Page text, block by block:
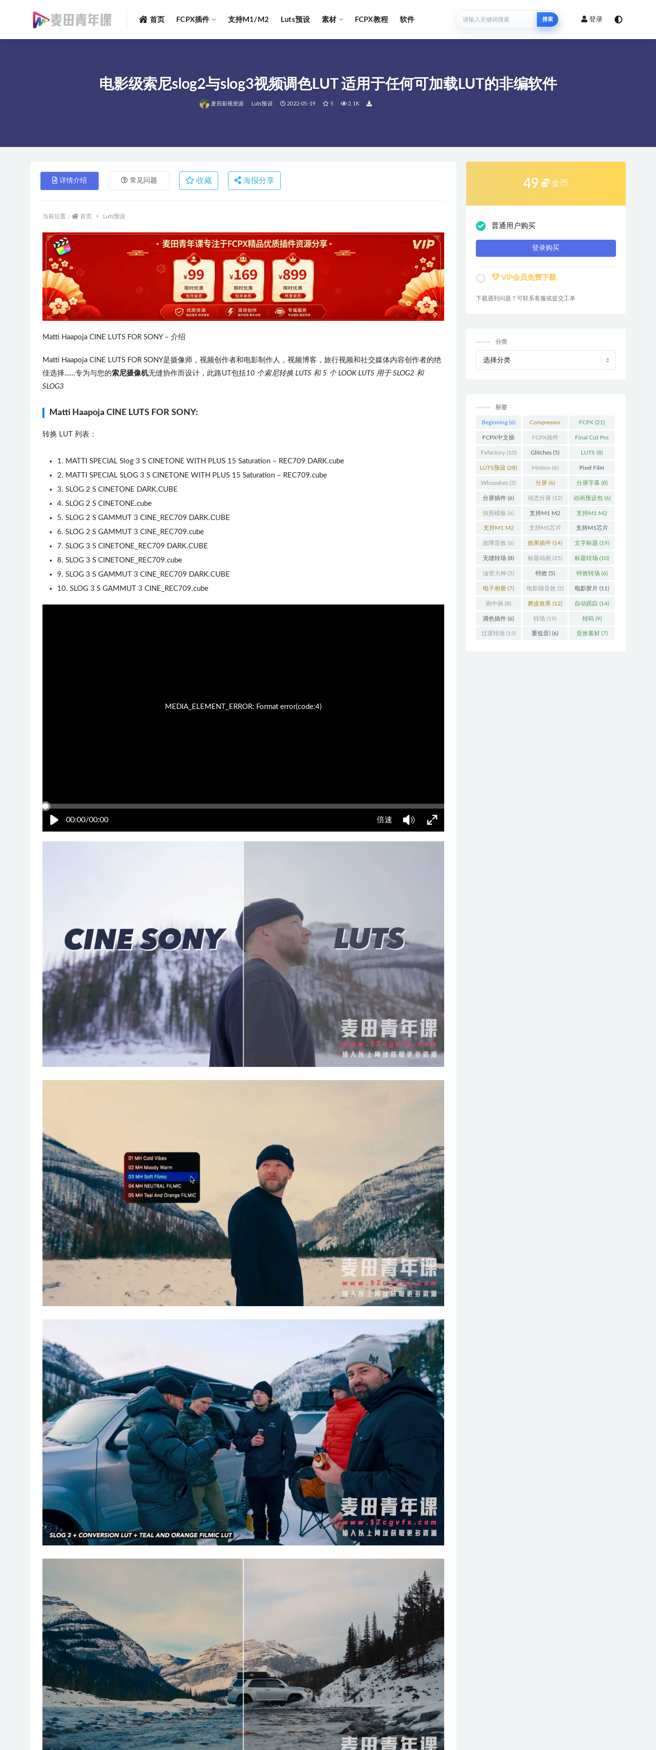
首页 FCPX插件 支持M1/M2 Luts预设 素材 FCPX教程 软件 搜索 登录
电影级索尼slog2与slog3视频调色LUT 适用于任何可加载LUT的非编软件
麦田影视资源 Luts预设 2022-05-19 5 2.1K
详情介绍 常见问题 收藏 海报分享
当前位置： 首页 Luts预设
Matti Haapoja CINE LUTS FOR SONY – 介绍
Matti Haapoja CINE LUTS FOR SONY是摄像师，视频创作者和电影制作人，视频博客，旅行视频和社交媒体内容创作者的绝
佳选择……专为与您的索尼摄像机无缝协作而设计，此路UT包括10 个索尼转换 LUTS 和 5 个 LOOK LUTS 用于 SLOG2 和
SLOG3
Matti Haapoja CINE LUTS FOR SONY:
转换 LUT 列表：
1. MATTI SPECIAL Slog 3 S CINETONE WITH PLUS 15 Saturation – REC709 DARK.cube
2. MATTI SPECIAL SLOG 3 S CINETONE WITH PLUS 15 Saturation – REC709.cube
3. SLOG 2 S CINETONE DARK.CUBE
4. SLOG 2 S CINETONE.cube
5. SLOG 2 S GAMMUT 3 CINE_REC709 DARK.CUBE
6. SLOG 2 S GAMMUT 3 CINE_REC709.cube
7. SLOG 3 S CINETONE_REC709 DARK.CUBE
8. SLOG 3 S CINETONE_REC709.cube
9. SLOG 3 S GAMMUT 3 CINE_REC709 DARK.CUBE
10. SLOG 3 S GAMMUT 3 CINE_REC709.cube
00:00/00:00 倍速
MEDIA_ELEMENT_ERROR: Format error(code:4)
49 金币
普通用户购买
登录购买
VIP会员免费下载
下载遇到问题？可联系客服或提交工单
分类
标签
Beginning(6) Compressor
(9)
FCPX (21)
FCPX中文插
件(26)
FCPX插件
(109)
Final Cut Pro
(13)
Fxfactory(10) Glitches (5) LUTS (8)
LUTS预设 (28) Motion (6) Pixel Film
Studios(11)
Whooshes (5) 分屏(6) 分屏字幕 (8)
分屏插件 (6) 动态分屏 (12) 动画预设包(6)
快剪模板 (6) 支持M1 M2
(18)
支持M1 M2
M3(25)
支持M1 M2
M3 M4(25)
支持M1芯片
(5)
支持M1芯片
fcpx插件
(460)
故障音效 (6) 效果插件 (14) 文字标题 (19)
无缝转场 (8) 标题动画 (25) 标题转场 (10)
油管大神 (5) 特效 (5) 特效转场 (6)
电子相册 (7) 电影级音效 (5) 电影胶片 (11)
画中画 (8) 磨皮效果 (12) 自动跟踪 (14)
调色插件 (6) 转场 (19) 转码(9)
过渡转场 (15) 重低音) (6) 音效素材(7)